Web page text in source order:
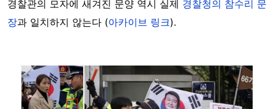
경찰관의 모자에 새겨진 문양 역시 실제 경찰청의 참수리 문
장과 일치하지 않는다 (아카이브 링크).
Image